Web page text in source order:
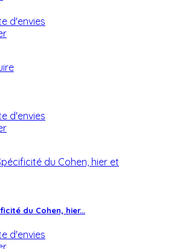
d'envies
d'envies
du Cohen, hier...
d'envies